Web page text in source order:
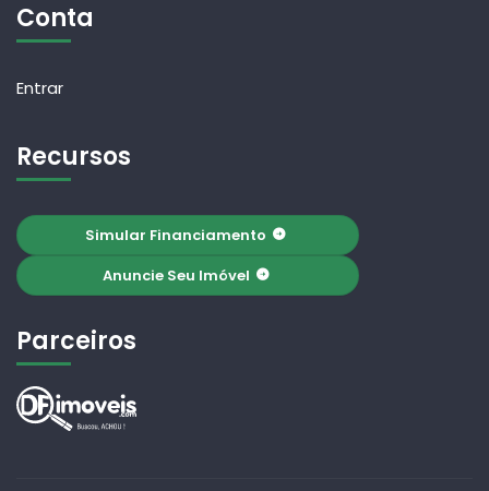
Conta
Entrar
Recursos
Simular Financiamento
Anuncie Seu Imóvel
Parceiros